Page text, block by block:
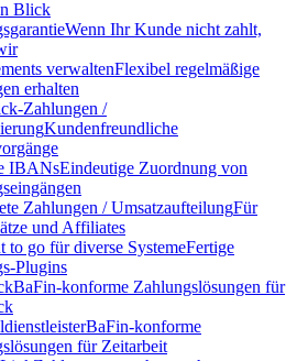
Blick
Wenn Ihr Kunde nicht zahlt,
verwaltenFlexibel regelmäßige
erhalten
Zahlungen /
Kundenfreundliche
IBANsEindeutige Zuordnung von
Zahlungen / UmsatzaufteilungFür
und Affiliates
to go für diverse SystemeFertige
Plugins
BaFin-konforme Zahlungslösungen für
BaFin-konforme
für Zeitarbeit